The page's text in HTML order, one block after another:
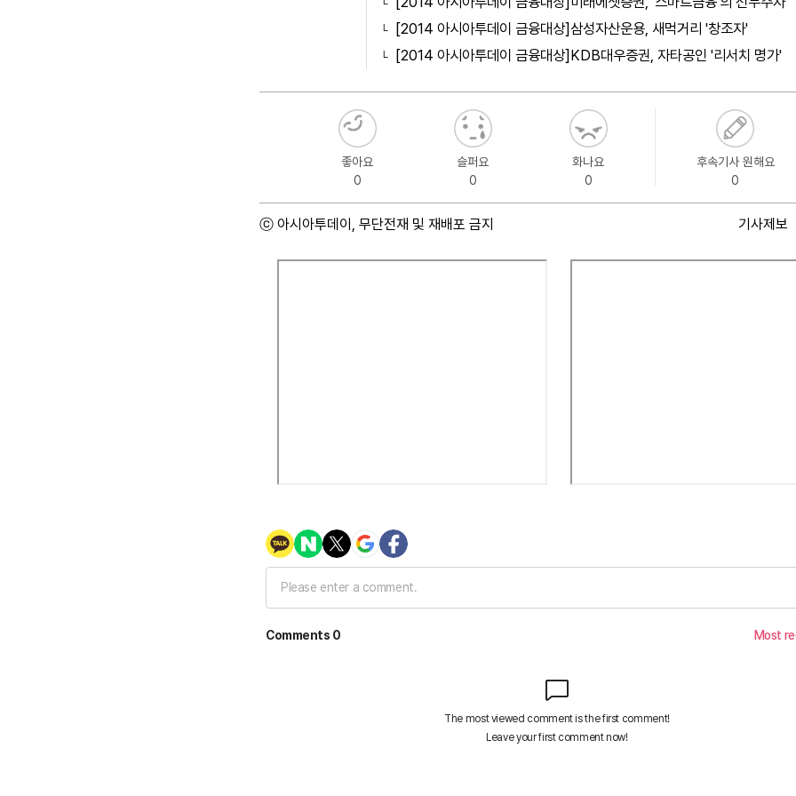
[2014 아시아투데이 금융대상]삼성자산운용, 새먹거리 '창조자'
[2014 아시아투데이 금융대상]KDB대우증권, 자타공인 '리서치 명가'
좋아요
0
슬퍼요
0
화나요
0
후속기사 원해요
0
ⓒ 아시아투데이, 무단전재 및 재배포 금지 기사제보